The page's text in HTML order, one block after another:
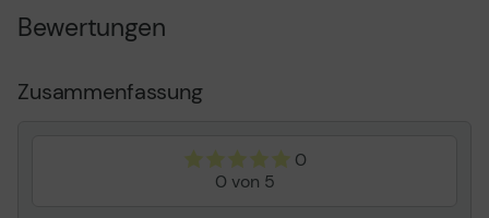
Enthaltene Menge
Informationen zur Kompatibilität
2642, 3642
Zebra GX420t, T402
Zebra GK Series GK420t
Bewertungen
Zusammenfassung
0
0 von 5